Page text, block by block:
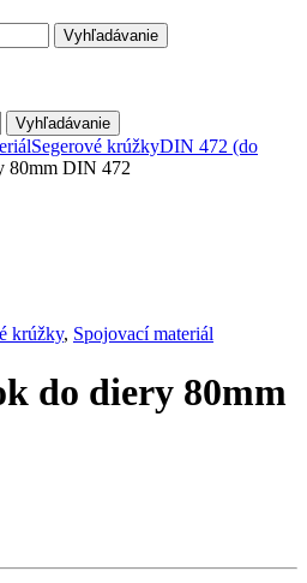
Vyhľadávanie
Vyhľadávanie
Segerové krúžkyDIN 472 (do
80mm DIN 472
krúžky, Spojovací materiál
do diery 80mm